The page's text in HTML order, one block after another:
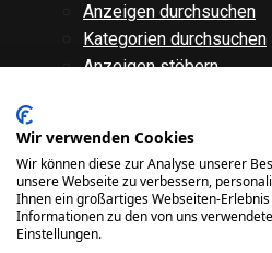
Anzeigen durchsuchen
Kategorien durchsuchen
Anzeigen stöbern
Forenübersicht
Technik
Verschiedenes
Websiteinternes
Wir verwenden Cookies
Wir können diese zur Analyse unserer
unsere Webseite zu verbessern,
Ihnen ein großartiges Webseiten-
Informationen zu den von uns
Einstellungen.